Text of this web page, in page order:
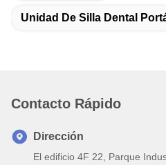
Unidad De Silla Dental
Contacto Rápido
Dirección
El edificio 4F 22, Parque